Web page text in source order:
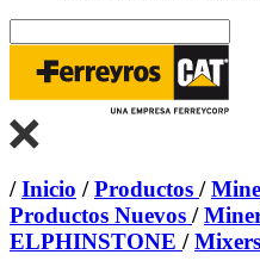
/Inicio /Productos /
Productos Nuevos /
ELPHINSTONE /Mixers